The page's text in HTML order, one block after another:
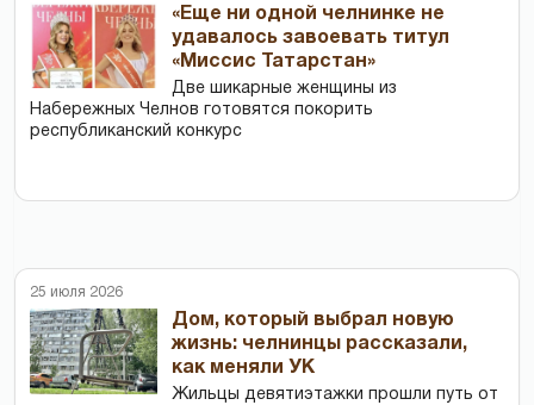
«Еще ни одной челнинке не
удавалось завоевать титул
«Миссис Татарстан»
Две шикарные женщины из
Набережных Челнов готовятся покорить
республиканский конкурс
25 июля 2026
Дом, который выбрал новую
жизнь: челнинцы рассказали,
как меняли УК
Жильцы девятиэтажки прошли путь от